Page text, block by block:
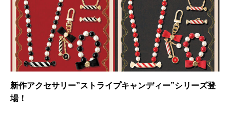
新作アクセサリー”ストライプキャンディー”シリーズ登
場！